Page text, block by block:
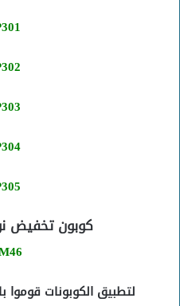
كوبون تخفيض
لتطبيق الكوبونات قوموا